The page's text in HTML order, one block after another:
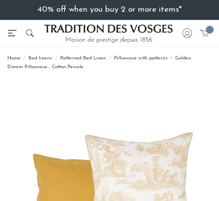
40% off when you buy 2 or more items*
Home Bed linens Patterned Bed Linen Pillowcase with patterns
Golden
Dream Pillowcase - Cotton Percale